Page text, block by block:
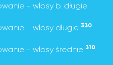
- włosy b. długie
- włosy długie 330
- włosy średnie 310